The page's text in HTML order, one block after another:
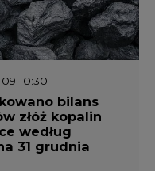
10:30
bilans
złóż kopalin
według
31 grudnia